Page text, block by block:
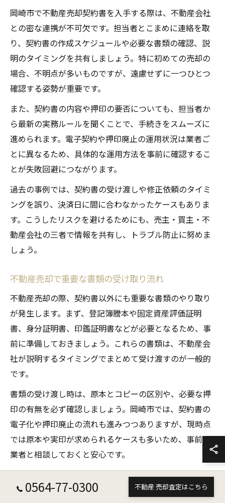
岡崎市で不動産売却契約書を入手する際は、不動産会社
との密な連携が不可欠です。担当者とこまめに連絡を取
り、契約書の作成スケジュールや必要な書類の確認、説
明のタイミングを共有しましょう。特に初めての売却の
場合、不明点が多いものですが、遠慮せずに一つひとつ
確認する姿勢が重要です。
また、契約書の内容や押印の要否についても、担当者か
ら最新の実務ルールを聞くことで、手続きをスムーズに
進められます。電子契約や押印廃止の運用状況は業者ご
とに異なるため、具体的な運用方法を事前に確認するこ
とが失敗回避につながります。
過去の事例では、契約書の受け渡しや修正依頼のタイミ
ングを誤り、決済日に間に合わなかったケースもありま
す。こうしたリスクを避けるためにも、売主・買主・不
動産会社の三者で情報を共有し、トラブル防止に努めま
しょう。
不動産売却で重要な書類の受け取り流れ
不動産売却の際、契約書以外にも重要な書類のやり取り
が発生します。まず、登記簿謄本や固定資産評価証明
書、身分証明書、印鑑証明書などが必要となるため、事
前に準備しておきましょう。これらの書類は、不動産会
社が説明するタイミングでまとめて受け渡すのが一般的
です。
書類の受け渡し時は、原本とコピーの区別や、必要な押
印の有無を必ず確認しましょう。岡崎市では、契約書の
電子化や押印廃止の流れも進みつつありますが、現時点
では原本や実印が求められるケースも多いため、事前に
業者と相談しておくと安心です。
受け取った書類は自宅で厳重に保管し、決済や引渡し時
にすぐ提出できるようファイリングしておくことが大切
0564-77-0300 不動産 売却査定はこちら